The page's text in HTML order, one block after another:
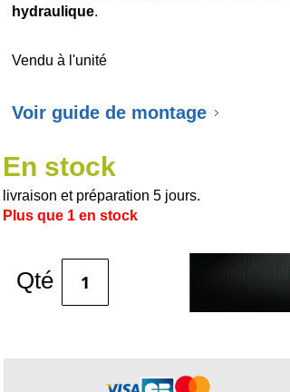
hydraulique.
Vendu à l'unité
Voir guide de montage
En stock
livraison et préparation 5 jours.
Plus que 1en stock
Qté